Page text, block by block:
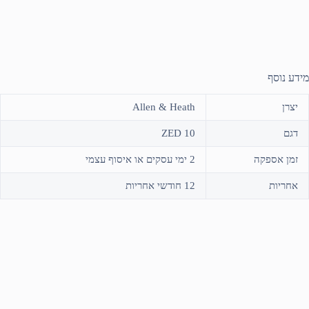
מידע נוסף
יצרן Allen & Heath
דגם ZED 10
זמן אספקה 2 ימי עסקים או איסוף עצמי
אחריות 12 חודשי אחריות